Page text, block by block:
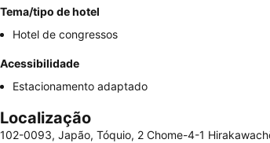
Tema/tipo de hotel
Hotel de congressos
Acessibilidade
Estacionamento adaptado
Localização
102-0093, Japão, Tóquio, 2 Chome-4-1